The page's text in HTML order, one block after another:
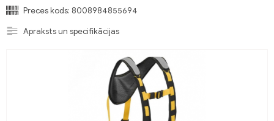
Preces kods: 8008984855694
Apraksts un specifikācijas